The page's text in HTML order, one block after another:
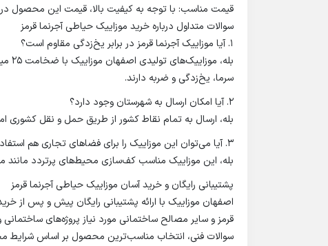
قیمت مناسب: با توجه به کیفیت بالا، قیمت این محصول در
سوالات متداول درباره خرید موزاییک حیاطی آجرنما قرمز
1. آیا موزاییک آجرنما قرمز در برابر یخ‌زدگی مقاوم است؟
سرما، یخ‌زدگی و ضربه دارند.
2. آیا امکان ارسال به شهرستان وجود دارد؟
بله، ارسال به تمام نقاط کشور از طریق حمل و نقل کشوری
3. آیا می‌توان این موزاییک را برای فضاهای تجاری هم استفاده کرد؟
بله، این موزاییک مناسب کف‌سازی محیط‌های پرتردد
پشتیبانی رایگان و خرید آسان موزاییک حیاطی آجرنما قرمز
اصفهان موزاییک با ارائه پشتیبانی رایگان پیش و پس از
قرمز و سایر مصالح ساختمانی مورد نیاز پروژه‌های
سوالات فنی، انتخاب مناسب‌ترین محصول بر اساس شرایط